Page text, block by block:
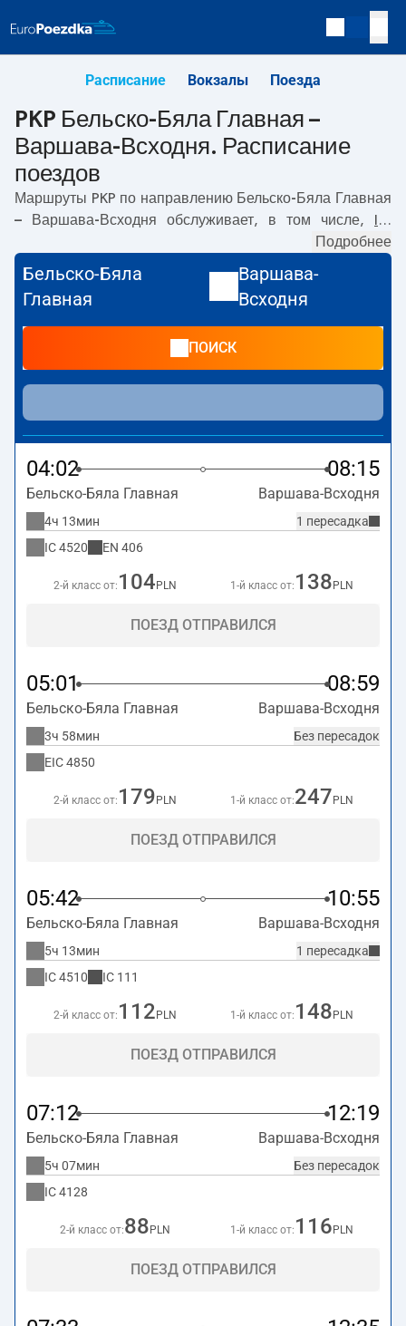
Расписание Вокзалы Поезда
PKP Бельско-Бяла Главная –
Варшава-Всходня. Расписание
поездов
Маршруты PKP по направлению Бельско-Бяла Главная
– Варшава-Всходня обслуживает, в том числе, IC.
с вокзала PKP
Biała Główna, Warszawska 2, Bielsko-Biała
поезд до Варшава-Всходня отправляется в 19:34. По
маршрутуБельско-Бяла Главная–Варшава-Всходня
также курсируют другие поезда:EIC, EIP Pendolino, EC
предлагают более низкую цену билета и, как правило,
более долгое время в пути. Поезд заканчивает маршрут
на станции Варшава-Всходня по адресу
ul. Kijowska 20
Подробнее
Бельско-Бяла
Главная
Варшава-
Всходня
ПОИСК
04:02 08:15
Бельско-Бяла Главная Варшава-Всходня
1 пересадка
4ч 13мин
IC4520 EN 406
2-й класс от: 104 PLN 1-й класс от: 138 PLN
ПОЕЗД ОТПРАВИЛСЯ
05:01 08:59
Бельско-Бяла Главная Варшава-Всходня
Без пересадок
3ч 58мин
EIC4850
2-й класс от: 179 PLN 1-й класс от:247 PLN
ПОЕЗД ОТПРАВИЛСЯ
05:42 10:55
Бельско-Бяла Главная Варшава-Всходня
1 пересадка
5ч 13мин
IC4510 IC 111
2-й класс от: 112 PLN 1-й класс от: 148 PLN
ПОЕЗД ОТПРАВИЛСЯ
07:12 12:19
Бельско-Бяла Главная Варшава-Всходня
Без пересадок
5ч 07мин
IC4128
2-й класс от:88 PLN 1-й класс от: 116 PLN
ПОЕЗД ОТПРАВИЛСЯ